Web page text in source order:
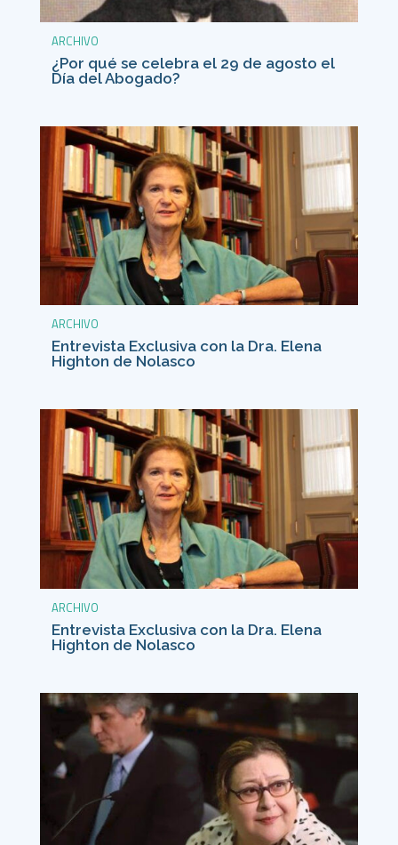
ARCHIVO
¿Por qué se celebra el 29 de agosto el
Día del Abogado?
ARCHIVO
Entrevista Exclusiva con la Dra. Elena
Highton de Nolasco
ARCHIVO
Entrevista Exclusiva con la Dra. Elena
Highton de Nolasco